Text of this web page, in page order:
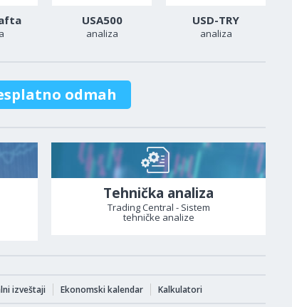
USA500
analiza
USD-TRY
analiza
odmah
Tehnička analiza
Trading Central - Sistem
tehničke analize
izveštaji Ekonomski kalendar Kalkulatori